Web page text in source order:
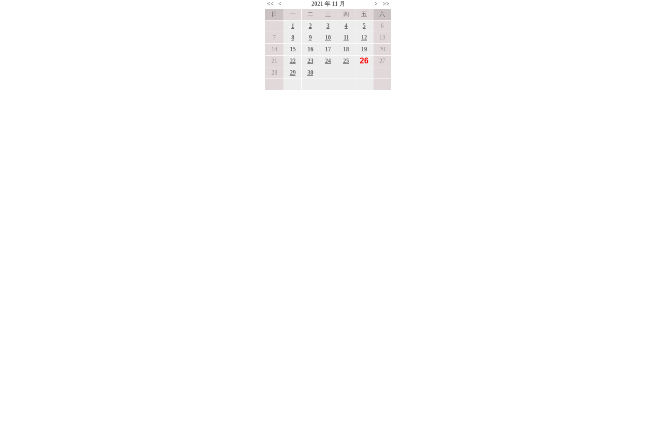
<< < 2021年 11月 >
>>
日
一 二 三 四 五
六
1
2 3 4 5
6
7
8 9 10 11 12
13
14
15 16 17 18 19
20
21
22 23 24 25 26
27
28
29 30